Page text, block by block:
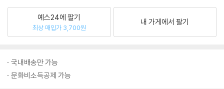
예스24에 팔기
최상 매입가 3,700원
내 가게에서 팔기
국내배송만 가능
문화비소득공제 가능